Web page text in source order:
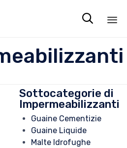

to
Sottocategorie di
Impermeabilizzanti
Guaine Cementizie
Guaine Liquide
Malte Idrofughe